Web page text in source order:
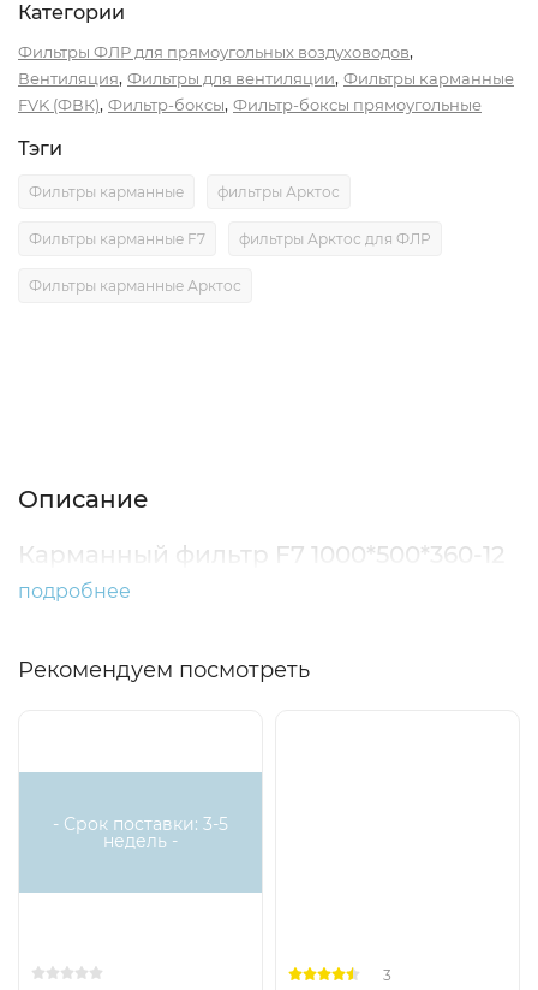
Категории
Фильтры ФЛР для прямоугольных воздуховодов,
Вентиляция, Фильтры для вентиляции, Фильтры карманные
FVK (ФВК), Фильтр-боксы, Фильтр-боксы прямоугольные
Тэги
Фильтры карманные фильтры Арктос
Фильтры карманные F7 фильтры Арктос для ФЛР
Фильтры карманные Арктос
Описание
Карманный фильтр F7 1000*500*360-12
подробнее
Рекомендуем посмотреть
- Срок поставки: 3-5
недель -
3